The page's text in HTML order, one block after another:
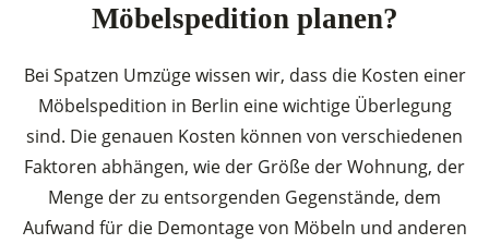
Möbelspedition planen?
Bei Spatzen Umzüge wissen wir, dass die Kosten einer
Möbelspedition in Berlin eine wichtige Überlegung
sind. Die genauen Kosten können von verschiedenen
Faktoren abhängen, wie der Größe der Wohnung, der
Menge der zu entsorgenden Gegenstände, dem
Aufwand für die Demontage von Möbeln und anderen